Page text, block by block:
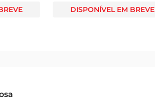
DISPONÍVEL EM BREVE